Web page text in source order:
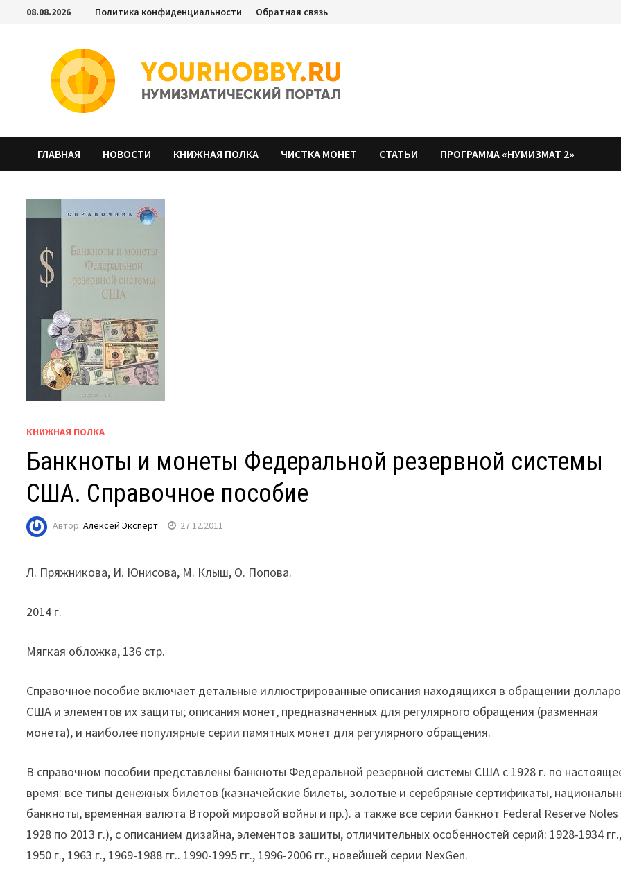
Перейти
содержимому
08.08.2026 Политика конфиденциальности Обратная связь
ГЛАВНАЯ НОВОСТИ КНИЖНАЯ ПОЛКА ЧИСТКА МОНЕТ СТАТЬИ ПРОГРАММА «НУМИЗМАТ 2»
КНИЖНАЯ ПОЛКА
Банкноты и монеты Федеральной резервной системы
США. Справочное пособие
Автор:Алексей Эксперт 27.12.2011
Л. Пряжникова, И. Юнисова, М. Клыш, О. Попова.
2014 г.
Мягкая обложка, 136 стр.
Справочное пособие включает детальные иллюстрированные описания находящихся в обращении
США и элементов их защиты; описания монет, предназначенных для регулярного обращения (разменная
монета), и наиболее популярные серии памятных монет для регулярного обращения.
В справочном пособии представлены банкноты Федеральной резервной системы США с 1928 г. по
время: все типы денежных билетов (казначейские билеты, золотые и серебряные сертификаты,
банкноты, временная валюта Второй мировой войны и пр.). а также все серии банкнот Federal Reserve Noles
1928 по 2013 г.), с описанием дизайна, элементов зашиты, отличительных особенностей серий: 1928-1934 гг.,
1950 г., 1963 г., 1969-1988 гг.. 1990-1995 гг., 1996-2006 гг., новейшей серии NexGen.